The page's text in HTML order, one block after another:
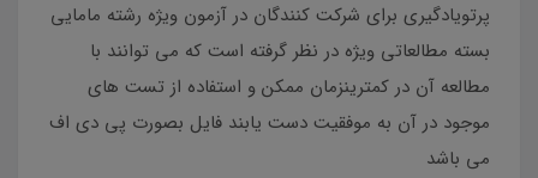
پرتویادگیری برای شرکت کنندگان در آزمون ویژه رشته مامایی
بسته مطالعاتی ویژه در نظر گرفته است که می توانند با
مطالعه آن در کمترینزمان ممکن و استفاده از تست های
موجود در آن به موفقیت دست یابند فایل بصورت پی دی اف
می باشد